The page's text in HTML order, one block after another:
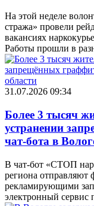
На этой неделе
стража» провели
вакансиях
Работы прошли в
31.07.2026 09:34
Более 3 тысяч
устранении
чат-бота в
В чат-бот «СТОП
региона отправляют
рекламирующими
электронный сервис